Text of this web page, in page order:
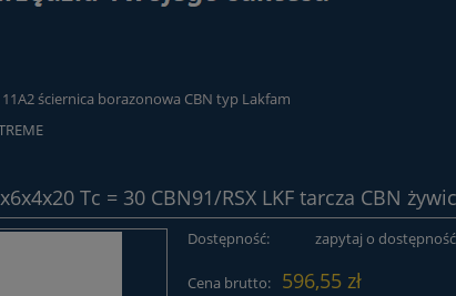
11A2 ściernica borazonowa CBN typ Lakfam
Tc = 30 CBN91/RSX LKF tarcza CBN
Dostępność: zapytaj o dostępność
Cena brutto: 596,55 zł